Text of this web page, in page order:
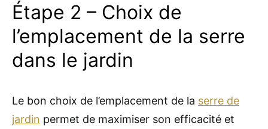
Étape 2 – Choix de
l’emplacement de la serre
dans le jardin
Le bon choix de l’emplacement de la serre de
jardin permet de maximiser son efficacité et